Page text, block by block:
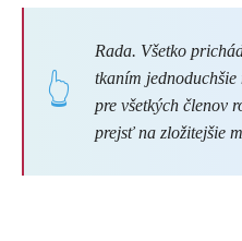
Rada. Všetko
tkaním
pre všetkých členov
prejsť na zložitejšie